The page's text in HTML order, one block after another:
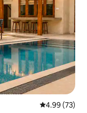
คะแนนเฉลี่ย
4.99 (73)